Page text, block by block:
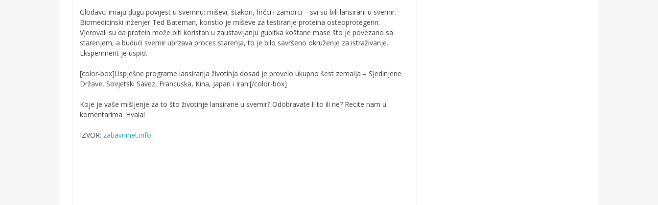
Glodavci imaju dugu povijest u svemiru: miševi, štakori, hrčci i zamorci – svi su bili lansirani u svemir.
Biomedicinski inženjer Ted Bateman, koristio je miševe za testiranje proteina osteoprotegerin.
Vjerovali su da protein može biti koristan u zaustavljanju gubitka koštane mase što je povezano sa
starenjem, a budući svemir ubrzava proces starenja, to je bilo savršeno okruženje za istraživanje.
Eksperiment je uspio.
[color-box]Uspješne programe lansiranja životinja dosad je provelo ukupno šest zemalja – Sjedinjene
Države, Sovjetski Savez, Francuska, Kina, Japan i Iran.[/color-box]
Koje je vaše mišljenje za to što životinje lansirane u svemir? Odobravate li to ili ne? Recite nam u
komentarima. Hvala!
IZVOR: zabavninet.info